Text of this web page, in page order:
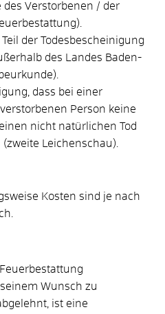
des Verstorbenen / der
der Todesbescheinigung
des Landes Baden-
dass bei einer
Person keine
nicht natürlichen Tod
Leichenschau).
Kosten sind je nach
Wunsch zu
ist eine